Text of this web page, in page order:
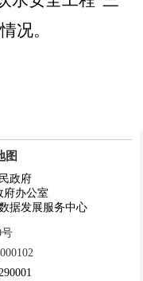
况。
图
政府
府办公室
据发展服务中心
号